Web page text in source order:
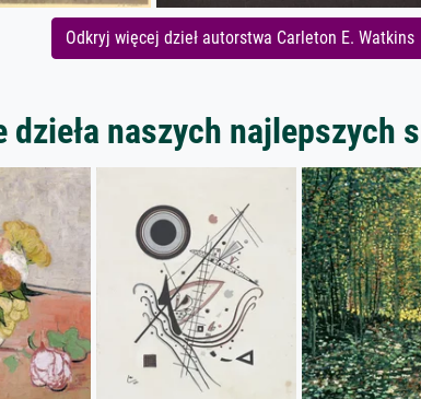
Odkryj więcej dzieł autorstwa Carleton E. Watkins
dzieła naszych najlepszych